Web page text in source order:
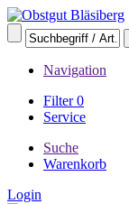
Navigation
Filter0
Service
Suche
Warenkorb
Login